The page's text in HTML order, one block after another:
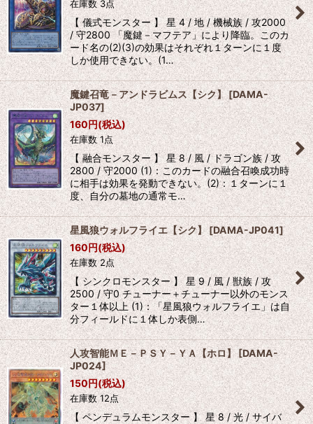
在庫数 3点
【 儀式モンスター 】 星 4 / 地 / 機械族 / 攻2000
/ 守2800 「魔鍵－マフテア」により降臨。このカ
ード名の(2)(3)の効果はそれぞれ１ターンに１度
しか使用できない。(1…
魔鍵召竜－アンドラビムス【シク】 [DAMA-
JP037]
160円(税込)
在庫数 1点
【 融合モンスター 】 星 8 / 風 / ドラゴン族 / 攻
2800 / 守2000 (1)：このカードの融合召喚成功時
に相手は効果を発動できない。(2)：１ターンに１
度、自分の墓地の通常モ…
星風狼ウォルフライエ【シク】[DAMA-JP041]
160円(税込)
在庫数 2点
【 シンクロモンスター 】 星 9 / 風 / 獣族 / 攻
2500 / 守0 チューナー＋チューナー以外のモンス
ター１体以上 (1)：「星風狼ウォルフライエ」は自
分フィールドに１体しか表側…
人攻智能ＭＥ－ＰＳＹ－ＹＡ【ホロ】[DAMA-
JP024]
150円(税込)
在庫数 12点
【 ペンデュラムモンスター 】 星 8 / 光 / サイバ